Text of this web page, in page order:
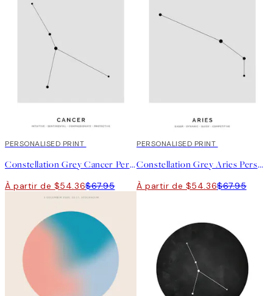
20%*
PERSONALISED PRINT
Constellation Grey Cancer Personal Affiche
À partir de $54.36$67.95
20%*
PERSONALISED PRINT
Constellation Grey Aries Personal Affiche
À partir de $54.36$67.95